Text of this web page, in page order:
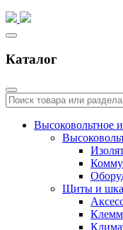
Каталог
Высоковольтное
Щиты и